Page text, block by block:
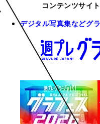
コンテンツサイ
デジタル写真集などグ